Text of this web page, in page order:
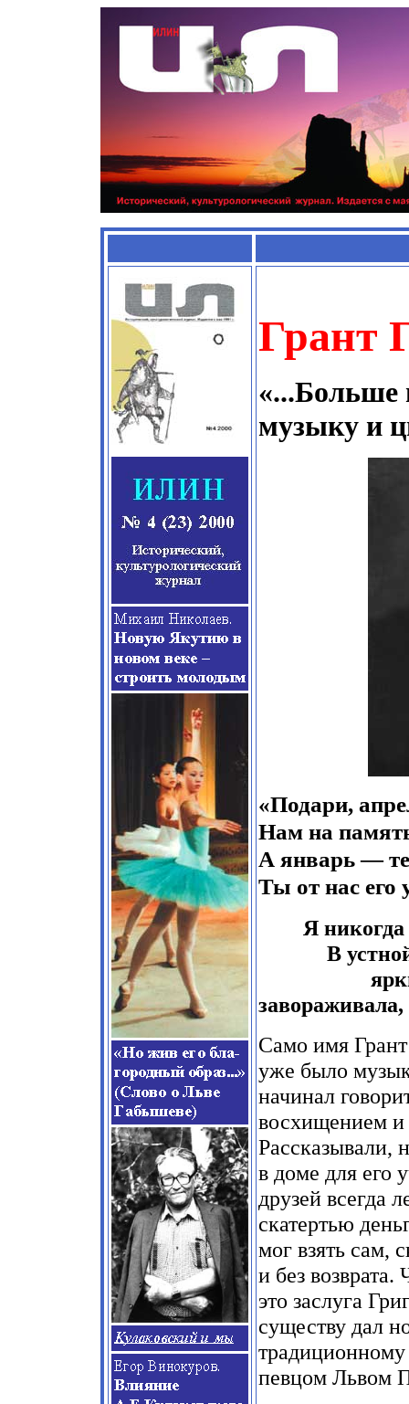
«...Больше
музыку и
«Подари,
Нам на
А январь —
Ты от нас его
Я
В
Само имя
уже было
начинал
восхищением
Рассказывали,
в доме для его
друзей всегда
скатертью
мог взять сам,
и без
это заслуга
существу дал
певцом Львом